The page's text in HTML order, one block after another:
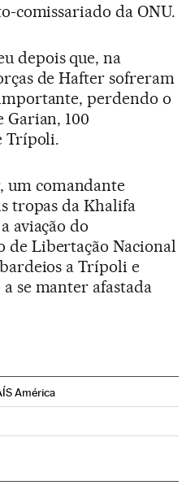
comissariado da ONU.
depois que, na
de Hafter sofreram
perdendo o
100
Trípoli.
um comandante
tropas da Khalifa
aviação do
Libertação Nacional
a Trípoli e
se manter afastada
América
en Twitteren Instagram
Brasil en Facebook